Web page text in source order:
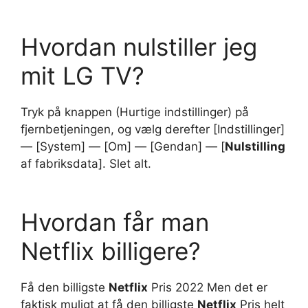
Hvordan nulstiller jeg
mit LG TV?
Tryk på knappen (Hurtige indstillinger) på
fjernbetjeningen, og vælg derefter [Indstillinger]
— [System] — [Om] — [Gendan] — [Nulstilling
af fabriksdata]. Slet alt.
Hvordan får man
Netflix billigere?
Få den billigste Netflix Pris 2022 Men det er
faktisk muligt at få den billigste Netflix Pris helt